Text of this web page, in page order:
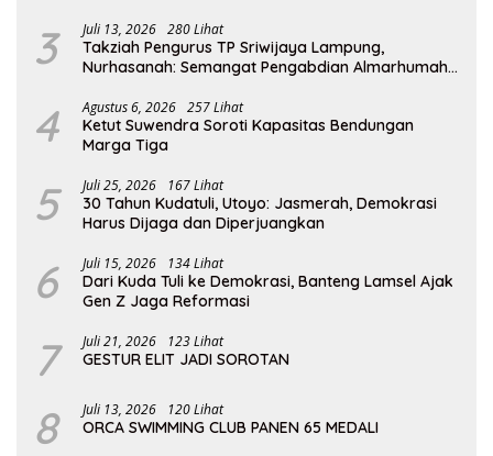
3 Juli 13, 2026 280 Lihat
Takziah Pengurus TP Sriwijaya Lampung,
Nurhasanah: Semangat Pengabdian Almarhumah
4 Agustus 6, 2026 257 Lihat
Ketut Suwendra Soroti Kapasitas Bendungan
Marga Tiga
5 Juli 25, 2026 167 Lihat
30 Tahun Kudatuli, Utoyo: Jasmerah, Demokrasi
Harus Dijaga dan Diperjuangkan
6 Juli 15, 2026 134 Lihat
Dari Kuda Tuli ke Demokrasi, Banteng Lamsel Ajak
Gen Z Jaga Reformasi
7 Juli 21, 2026 123 Lihat
GESTUR ELIT JADI SOROTAN
8 Juli 13, 2026 120 Lihat
ORCA SWIMMING CLUB PANEN 65 MEDALI